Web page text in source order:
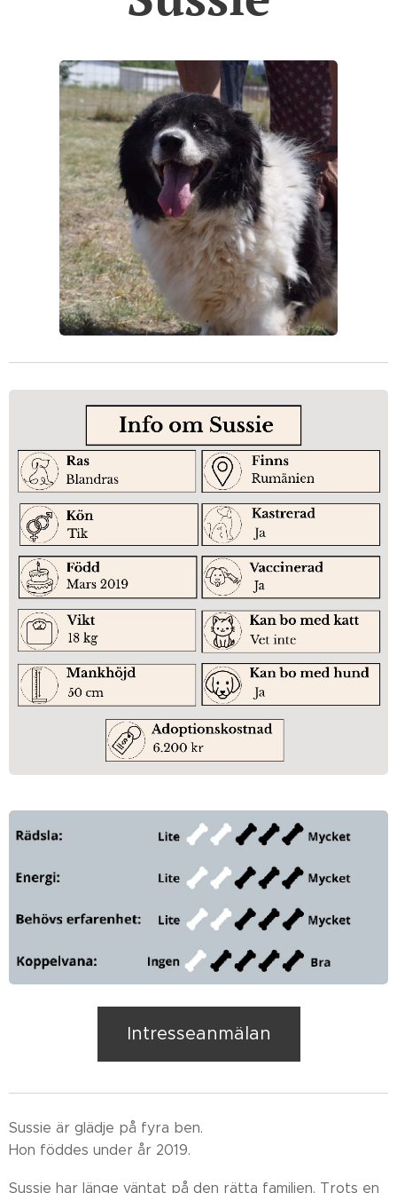
Intresseanmälan
Sussie är glädje på fyra ben.
Hon föddes under år 2019.
Sussie har länge väntat på den rätta familjen. Trots en